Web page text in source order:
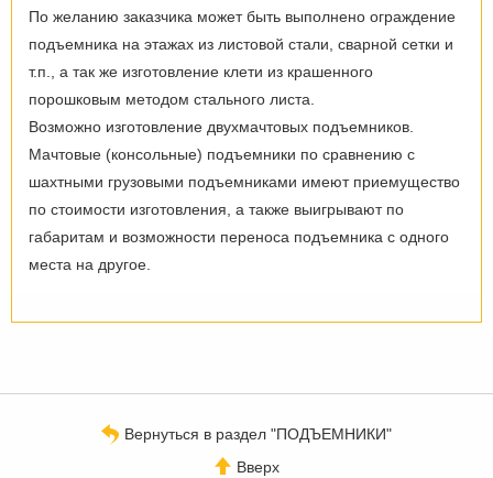
По желанию заказчика может быть выполнено ограждение
подъемника на этажах из листовой стали, сварной сетки и
т.п., а так же изготовление клети из крашенного
порошковым методом стального листа.
Возможно изготовление двухмачтовых подъемников.
Мачтовые (консольные) подъемники по сравнению с
шахтными грузовыми подъемниками имеют приемущество
по стоимости изготовления, а также выигрывают по
габаритам и возможности переноса подъемника с одного
места на другое.
Вернуться в раздел "ПОДЪЕМНИКИ"
Вверх